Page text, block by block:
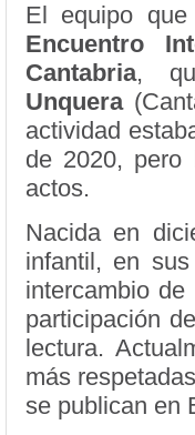
El equipo
Encuentro
Cantabria,
Unquera
actividad
de 2020, pero
actos.
Nacida en
infantil, en
intercambio
participación
lectura.
más
se publican en